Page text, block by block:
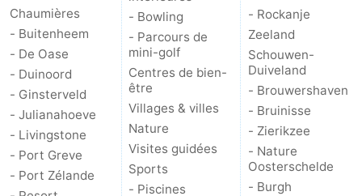
-
Nature
Hollands
Duin
-
Noordwijk
-
Katwijk
Scheveningen
Chaumières
- Buitenheem
- De Oase
- Duinoord
- Ginsterveld
- Julianahoeve
- Livingstone
- Port Greve
- Port Zélande
- Bowling
- Parcours de
mini-golf
Centres de bien-
être
Villages & villes
Nature
Visites guidées
Sports
- Piscines
- Rockanje
Zeeland
Schouwen-
Duiveland
- Brouwershaven
- Bruinisse
- Zierikzee
- Nature
Oosterschelde
- Burgh